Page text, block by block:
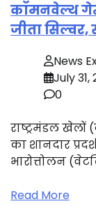
कॉमनवेल्थ
जीता सिल्वर,
News
July 31,
0
राष्ट्रमंडल
का शानदार
भारोत्तोलन
Read More